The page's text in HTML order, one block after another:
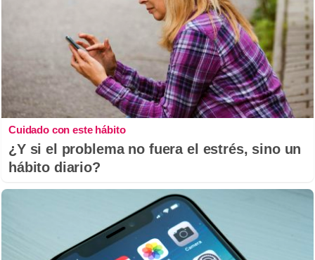
Cuidado con este hábito
¿Y si el problema no fuera el estrés, sino un
hábito diario?